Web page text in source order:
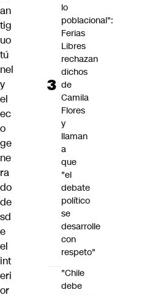
an
tig
uo
tú
nel
y
el
ec
o
ge
ne
ra
do
de
sd
e
el
int
eri
or
lo
poblacional":
Ferias
Libres
rechazan
dichos
de
Camila
Flores
y
llaman
a
que
"el
debate
político
se
desarrolle
con
respeto"
"Chile
debe